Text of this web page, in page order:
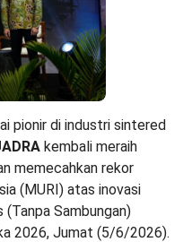
pionir di industri sintered
kembali meraih
memecahkan rekor
(MURI) atas inovasi
Sambungan)
2026, Jumat (5/6/2026).